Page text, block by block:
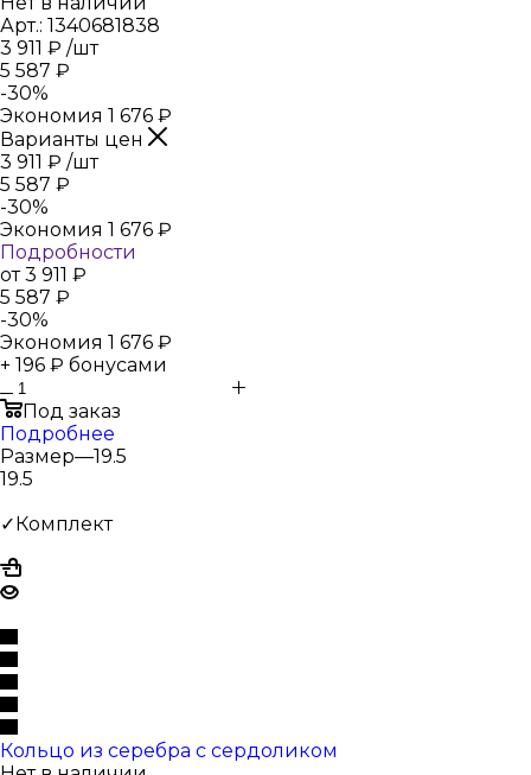
Арт.: 1340681838
3 911 ₽ /шт
5 587 ₽
-30%
Экономия 1 676 ₽
Варианты цен
3 911 ₽ /шт
5 587 ₽
-30%
Экономия 1 676 ₽
Подробности
от3 911 ₽
5 587 ₽
-30%
Экономия 1 676 ₽
+ 196 ₽ бонусами
Под заказ
Подробнее
Размер—19.5
19.5
✓Комплект
Кольцо из серебра с сердоликом